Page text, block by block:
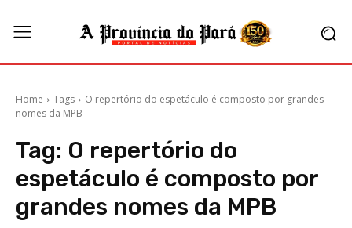
Home Tags
O repertório do espetáculo é composto por grandes
nomes da MPB
Tag: O repertório do
espetáculo é composto por
grandes nomes da MPB